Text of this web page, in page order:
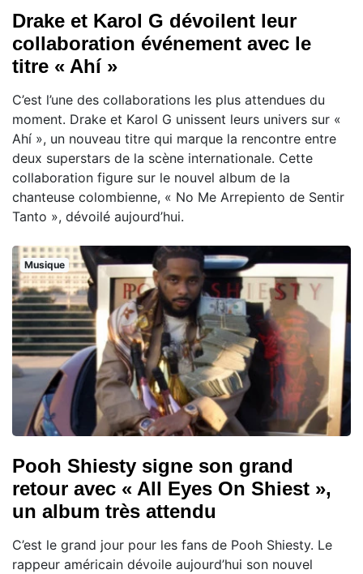
Drake et Karol G dévoilent leur
collaboration événement avec le
titre « Ahí »
C’est l’une des collaborations les plus attendues du
moment. Drake et Karol G unissent leurs univers sur «
Ahí », un nouveau titre qui marque la rencontre entre
deux superstars de la scène internationale. Cette
collaboration figure sur le nouvel album de la
chanteuse colombienne, « No Me Arrepiento de Sentir
Tanto », dévoilé aujourd’hui.
Musique
Pooh Shiesty signe son grand
retour avec « All Eyes On Shiest »,
un album très attendu
C’est le grand jour pour les fans de Pooh Shiesty. Le
rappeur américain dévoile aujourd’hui son nouvel